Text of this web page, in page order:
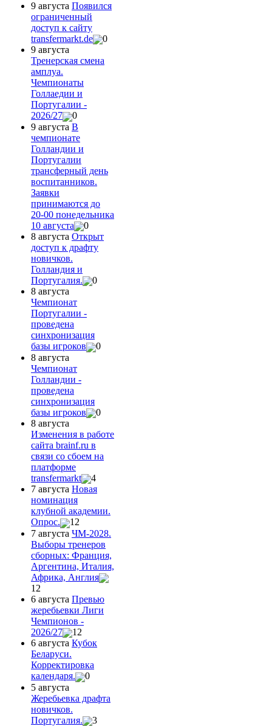
9 августа Появился
ограниченный
доступ к сайту
transfermarkt.de
0
9 августа
Тренерская смена
амплуа.
Чемпионаты
Голлаедии и
Португалии -
2026/27
0
9 августа В
чемпионате
Голландии и
Португалии
трансферный день
воспитанников.
Заявки
принимаются до
20-00 понедельника
10 августа
0
8 августа Открыт
доступ к драфту
новичков.
Голландия и
Португалия.
0
8 августа
Чемпионат
Португалии -
проведена
синхронизация
базы игроков
0
8 августа
Чемпионат
Голландии -
проведена
синхронизация
базы игроков
0
8 августа
Изменения в работе
сайта brainf.ru в
связи со сбоем на
платформе
transfermarkt
4
7 августа Новая
номинация
клубной академии.
Опрос.
12
7 августа ЧМ-2028.
Выборы тренеров
сборных: Франция,
Аргентина, Италия,
Африка, Англия
12
6 августа Превью
жеребьевки Лиги
Чемпионов -
2026/27
12
6 августа Кубок
Беларуси.
Корректировка
календаря.
0
5 августа
Жеребьевка драфта
новичков.
Португалия.
3